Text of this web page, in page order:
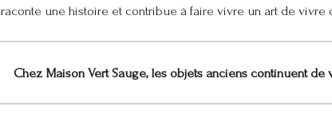
une histoire et contribue à faire vivre un art de
Chez Maison Vert Sauge, les objets anciens continuent